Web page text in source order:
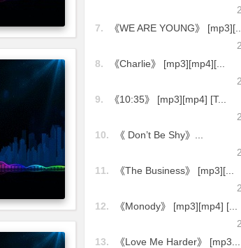
7.
《WE ARE YOUNG》 [mp3][...
8.
《Charlie》 [mp3][mp4][...
9.
《10:35》 [mp3][mp4] [T...
10.
《 Don’t Be Shy》...
11.
《The Business》 [mp3][...
12.
《Monody》 [mp3][mp4] [...
13.
《Love Me Harder》 [mp3...